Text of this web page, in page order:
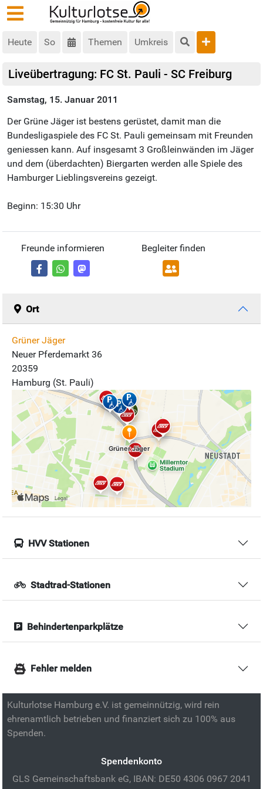
Heute So Themen Umkreis
Liveübertragung: FC St. Pauli - SC Freiburg
Samstag, 15. Januar 2011
Der Grüne Jäger ist bestens gerüstet, damit man die
Bundesligaspiele des FC St. Pauli gemeinsam mit Freunden
geniessen kann. Auf insgesamt 3 Großleinwänden im Jäger
und dem (überdachten) Biergarten werden alle Spiele des
Hamburger Lieblingsvereins gezeigt.
Beginn: 15:30 Uhr
Freunde informieren Begleiter finden
Ort
Grüner Jäger
Neuer Pferdemarkt 36
20359
Hamburg (St. Pauli)
HVV Stationen
Stadtrad-Stationen
Behindertenparkplätze
Fehler melden
Kulturlotse Hamburg e.V. ist gemeinnützig, wird rein
ehrenamtlich betrieben und finanziert sich zu 100% aus
Spenden.
Spendenkonto
GLS Gemeinschaftsbank eG, IBAN: DE50 4306 0967 2041